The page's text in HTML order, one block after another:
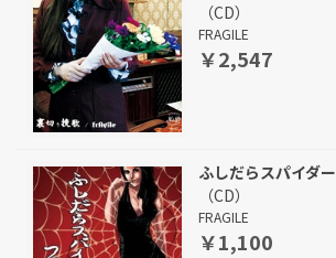
（CD）
FRAGILE
￥2,547
ふしだらスパイダー
（CD）
FRAGILE
￥1,100